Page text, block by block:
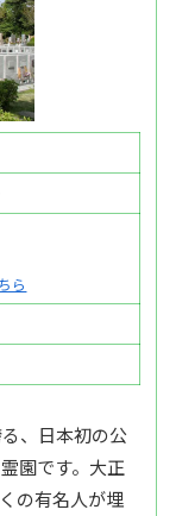
ら
、日本初の公
園です。大正
の有名人が埋